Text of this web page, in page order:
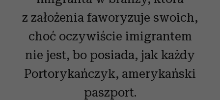
z założenia faworyzuje swoich,
choć oczywiście imigrantem
nie jest, bo posiada, jak każdy
Portorykańczyk, amerykański
paszport.